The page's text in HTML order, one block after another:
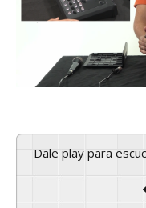
Dale play para